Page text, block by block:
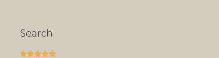
Search
